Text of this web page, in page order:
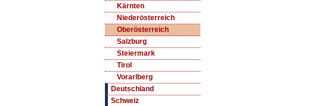
Kärnten
Niederösterreich
Oberösterreich
Salzburg
Steiermark
Tirol
Vorarlberg
Deutschland
Schweiz